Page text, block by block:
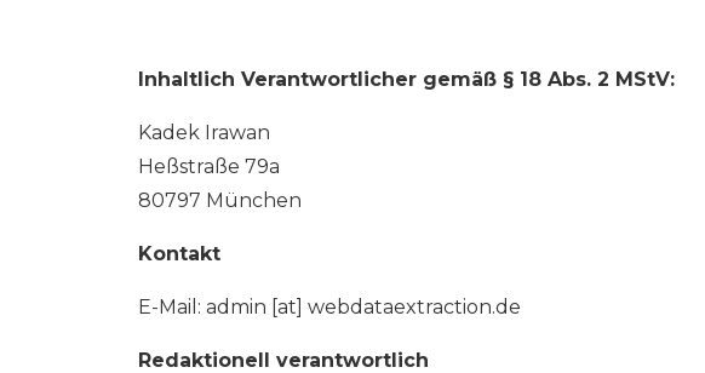
Inhaltlich Verantwortlicher gemäß § 18 Abs. 2 MStV:
Kadek Irawan
Heßstraße 79a
80797 München
Kontakt
E-Mail: admin [at] webdataextraction.de
Redaktionell verantwortlich